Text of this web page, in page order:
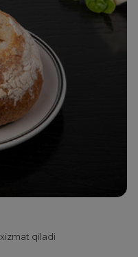
qiladi